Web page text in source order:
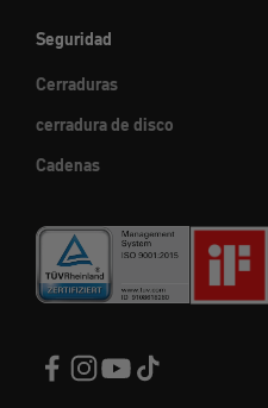
Seguridad
Cerraduras
cerradura de disco
Cadenas